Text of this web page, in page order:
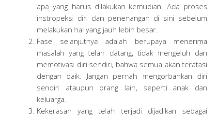
apa yang harus dilakukan kemudian. Ada proses
instropeksi diri dan penenangan di sini sebelum
melakukan hal yang jauh lebih besar.
Fase selanjutnya adalah berupaya menerima
masalah yang telah datang, tidak mengeluh dan
memotivasi diri sendiri, bahwa semua akan teratasi
dengan baik. Jangan pernah mengorbankan diri
sendiri ataupun orang lain, seperti anak dan
keluarga.
Kekerasan yang telah terjadi dijadikan sebagai